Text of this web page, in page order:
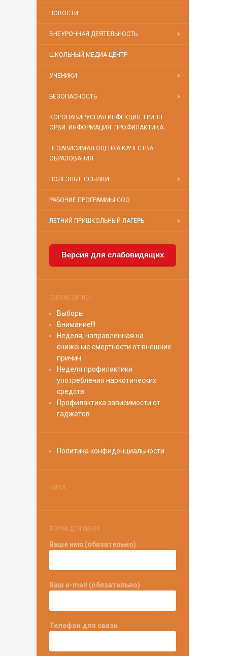
НОВОСТИ
ВНЕУРОЧНАЯ ДЕЯТЕЛЬНОСТЬ
ШКОЛЬНЫЙ МЕДИА-ЦЕНТР
УЧЕНИКИ
БЕЗОПАСНОСТЬ
КОРОНАВИРУСНАЯ ИНФЕКЦИЯ. ГРИПП.
ОРВИ. ИНФОРМАЦИЯ. ПРОФИЛАКТИКА.
НЕЗАВИСИМАЯ ОЦЕНКА КАЧЕСТВА
ОБРАЗОВАНИЯ
ПОЛЕЗНЫЕ ССЫЛКИ
РАБОЧИЕ ПРОГРАММЫ СОО
ЛЕТНИЙ ПРИШКОЛЬНЫЙ ЛАГЕРЬ
Версия для слабовидящих
СВЕЖИЕ ЗАПИСИ
Выборы
Внимание!!!
Неделя, направленная на
снижение смертности от внешних
причин
Неделя профилактики
употребления наркотических
средств
Профилактика зависимости от
гаджетов
Политика конфиденциальности
КАРТА
ФОРМА ДЛЯ СВЯЗИ
Ваше имя (обязательно)
Ваш e-mail (обязательно)
Телефон для связи